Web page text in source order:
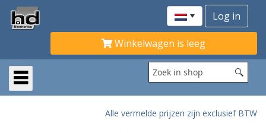
Winkelwagen is leeg
Alle vermelde prijzen zijn exclusief BTW